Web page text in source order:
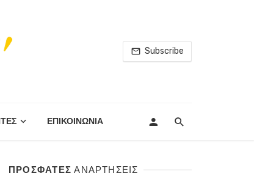
Subscribe
ΕΠΙΚΟΙΝΩΝΙΑ
ΠΡΟΣΦΑΤΕΣΑΝΑΡΤΗΣΕΙΣ